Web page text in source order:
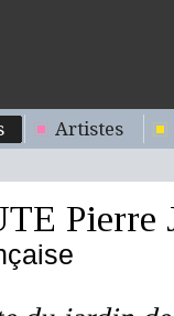
Artistes
Pierre